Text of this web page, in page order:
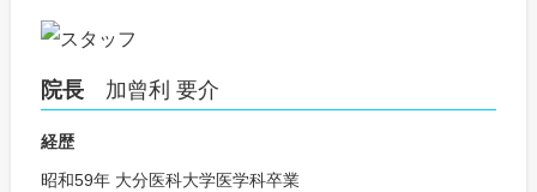
院長加曾利 要介
経歴
昭和59年 大分医科大学医学科卒業